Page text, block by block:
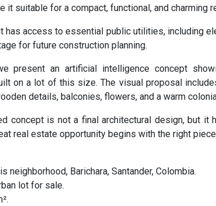
it suitable for a compact, functional, and charming
has access to essential public utilities, including
for future construction planning.
present an artificial intelligence concept
on a lot of this size. The visual proposal
details, balconies, flowers, and a warm
concept is not a final architectural design, but
real estate opportunity begins with the right
neighborhood, Barichara, Santander, Colombia.
lot for sale.